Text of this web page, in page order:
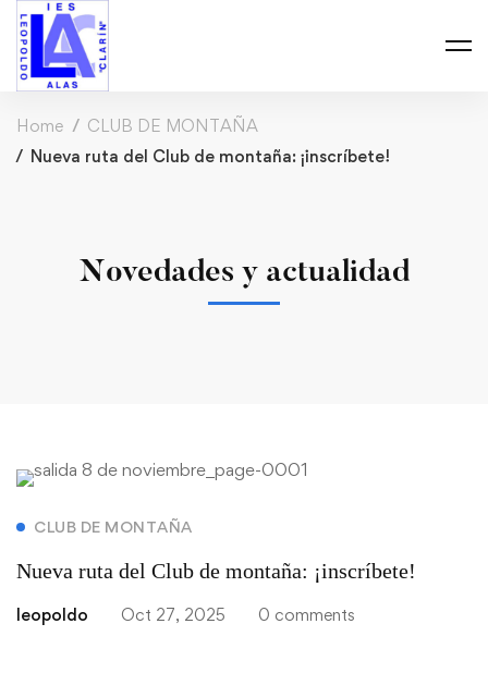
Home
CLUB DE MONTAÑA
Nueva ruta del Club de montaña: ¡inscríbete!
Novedades y actualidad
CLUB DE MONTAÑA
Nueva ruta del Club de montaña: ¡inscríbete!
leopoldo Oct 27, 2025 0 comments